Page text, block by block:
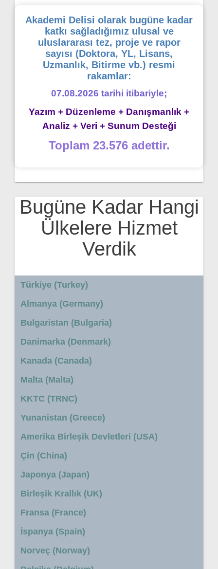
Akademi Delisi olarak bugüne kadar
katkı sağladığımız ulusal ve
uluslararası tez, proje ve rapor
sayısı (Doktora, YL, Lisans,
Uzmanlık, Bitirme vb.) resmi
rakamlar:
07.08.2026 tarihi itibariyle;
Yazım + Düzenleme + Danışmanlık +
Analiz + Veri + Sunum Desteği
Toplam 23.576 adettir.
Bugüne Kadar Hangi
Ülkelere Hizmet
Verdik
Türkiye (Turkey)
Almanya (Germany)
Bulgaristan (Bulgaria)
Danimarka (Denmark)
Kanada (Canada)
Malta (Malta)
KKTC (TRNC)
Yunanistan (Greece)
Amerika Birleşik Devletleri (USA)
Çin (China)
Japonya (Japan)
Birleşik Krallık (UK)
Fransa (France)
İspanya (Spain)
Norveç (Norway)